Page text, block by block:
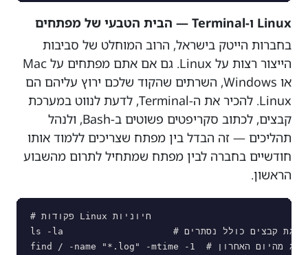
Linux ו-Terminal — הבית הטבעי של מפתחים
בחברות הייטק בישראל, הרוב המוחלט של סביבות
הייצור רצות על Linux. גם אם אתם מפתחים על Mac
או Windows, השרתים שהקוד שלכם ירוץ עליהם הם
Linux. להכיר את ה-Terminal, לדעת לנווט במערכת
קבצים, לכתוב סקריפטים פשוטים ב-Bash, ולנהל
תהליכים — זה הבדל בין מפתח שצריכים ללמוד אותו
חודשיים בחברה לבין מפתח שמתחיל לתרום מהשבוע
הראשון.
# פקודות Linux חיוניות
ls -la                    # הצגת קבצים כולל נסתרים
find / -name "*.log" -mtime -1  # חיפוש קבצי לוג מהיום האחרון